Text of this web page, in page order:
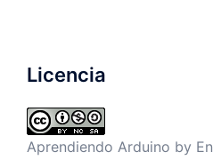
Licencia
Aprendiendo Arduino by